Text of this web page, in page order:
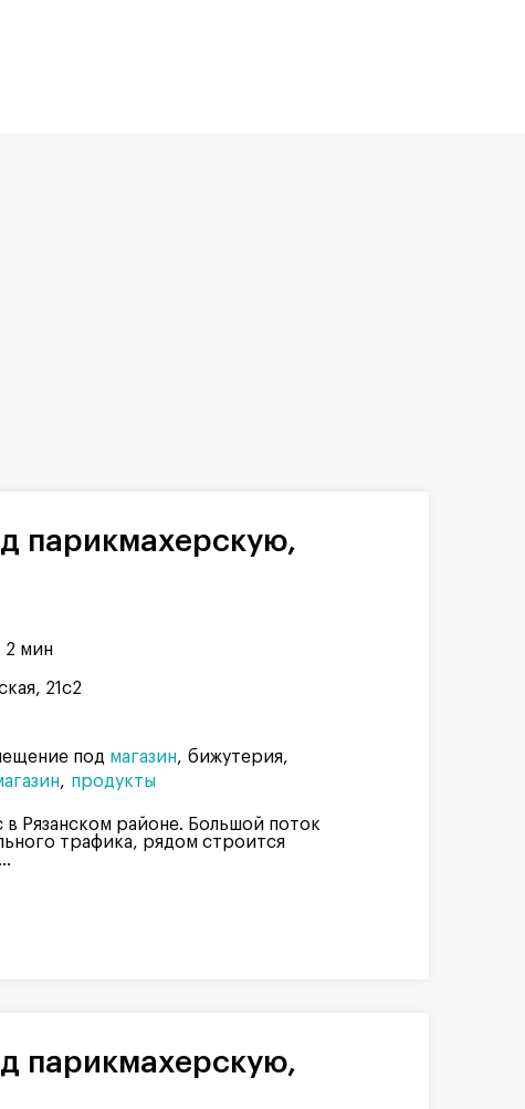
2 мин
21с2
под магазин
бижутерия
продукты
в Рязанском районе. Большой поток
трафика, рядом строится